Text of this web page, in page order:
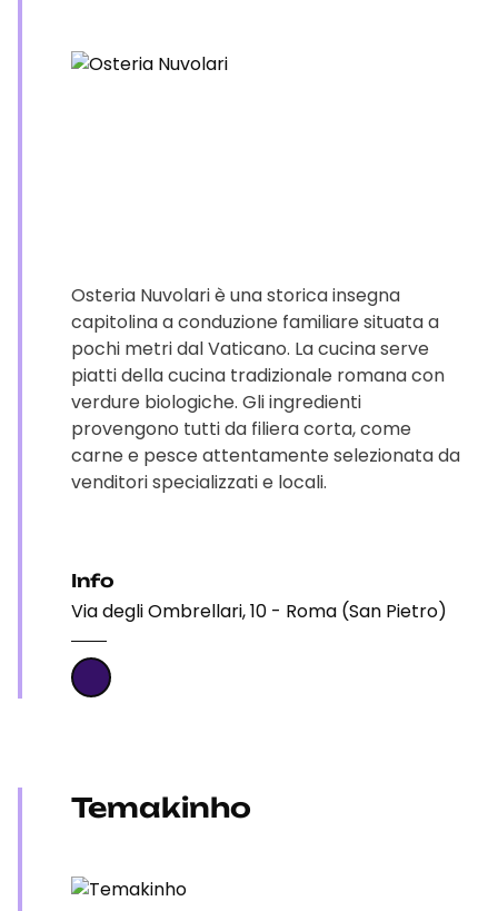
Osteria Nuvolari è una storica insegna
capitolina a conduzione familiare situata a
pochi metri dal Vaticano. La cucina serve
piatti della cucina tradizionale romana con
verdure biologiche. Gli ingredienti
provengono tutti da filiera corta, come
carne e pesce attentamente selezionata da
venditori specializzati e locali.
Info
Via degli Ombrellari, 10 - Roma (San Pietro)
Temakinho